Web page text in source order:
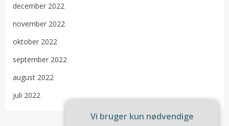
december 2022
november 2022
oktober 2022
september 2022
august 2022
juli 2022
Vi bruger kun nødvendige